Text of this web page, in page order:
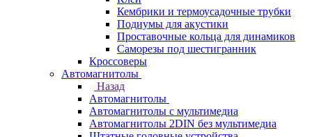
Кембрики и термоусадочные трубки
Подиумы для акустики
Проставочные кольца для динамиков
Саморезы под шестигранник
Кроссоверы
Автомагнитолы
Назад
Автомагнитолы
Автомагнитолы с мультимедиа
Автомагнитолы 2DIN без мультимедиа